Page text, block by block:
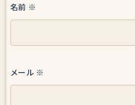
名前 ※
メール ※